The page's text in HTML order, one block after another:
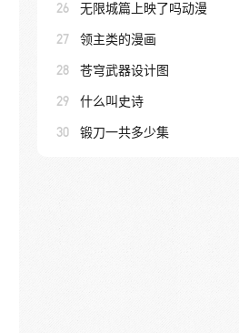
26 无限城篇上映了吗动漫
27 领主类的漫画
28 苍穹武器设计图
29 什么叫史诗
30 锻刀一共多少集